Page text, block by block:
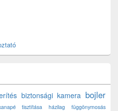
biztonsági kamera bojler
tisztítása házilag
függönymosás